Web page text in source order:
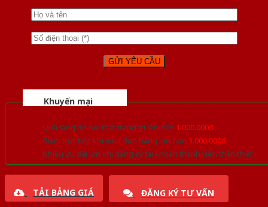
Khuyến mại
Quà tặng đồ nội thất trang trí lên đến 1.000.000đ
Giảm trực tiếp khi mua đơn hàng lớn hơn 3.000.000đ
Nhiều ưu đãi lớn khi đăng ký tài khoản thành viên thân thiết
TẢI BẢNG GIÁ ĐĂNG KÝ TƯ VẤN